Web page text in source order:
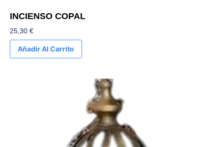
INCIENSO COPAL
25,30 €
Añadir Al Carrito